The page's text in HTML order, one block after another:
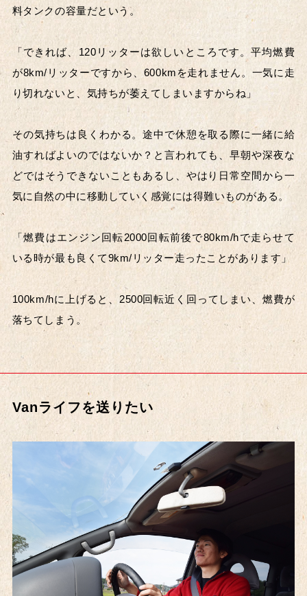
料タンクの容量だという。
「できれば、120リッターは欲しいところです。平均燃費
が8km/リッターですから、600kmを走れません。一気に走
り切れないと、気持ちが萎えてしまいますからね」
その気持ちは良くわかる。途中で休憩を取る際に一緒に給
油すればよいのではないか？と言われても、早朝や深夜な
どではそうできないこともあるし、やはり日常空間から一
気に自然の中に移動していく感覚には得難いものがある。
「燃費はエンジン回転2000回転前後で80km/hで走らせて
いる時が最も良くて9km/リッター走ったことがあります」
100km/hに上げると、2500回転近く回ってしまい、燃費が
落ちてしまう。
Vanライフを送りたい